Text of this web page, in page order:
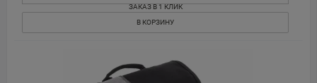
ЗАКАЗ В 1 КЛИК
В КОРЗИНУ